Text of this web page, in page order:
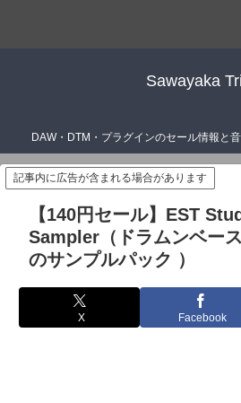
Sawayaka
DAW・DTM・プラグインのセール情報と
記事内に広告が含まれる場合があります
【140円セール】EST
Sampler（ドラムンベー
のサンプルパック ）
X Facebook